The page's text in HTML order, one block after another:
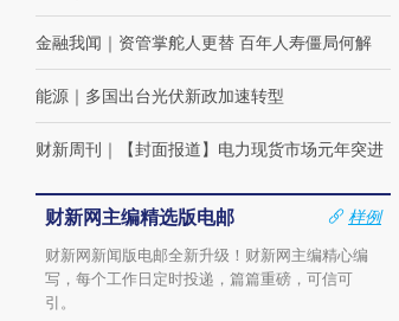
金融我闻 ｜ 资管掌舵人更替 百年人寿僵局何解
能源 ｜ 多国出台光伏新政加速转型
财新周刊 ｜ 【封面报道】电力现货市场元年突进
财新网主编精选版电邮
样例
财新网新闻版电邮全新升级！财新网主编精心编
写，每个工作日定时投递，篇篇重磅，可信可
引。